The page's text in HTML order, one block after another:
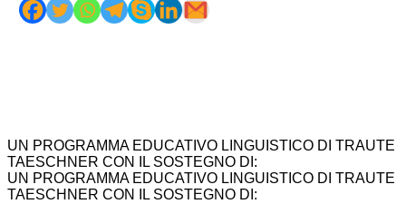
UN PROGRAMMA EDUCATIVO LINGUISTICO DI TRAUTE
TAESCHNER CON IL SOSTEGNO DI:
UN PROGRAMMA EDUCATIVO LINGUISTICO DI TRAUTE
TAESCHNER CON IL SOSTEGNO DI: